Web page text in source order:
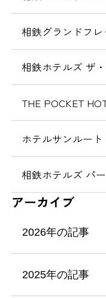
相鉄グランドフレ
相鉄ホテルズ ザ
THE POCKET
ホテルサンルート
相鉄ホテルズ パ
アーカイブ
2026年の記事
2025年の記事